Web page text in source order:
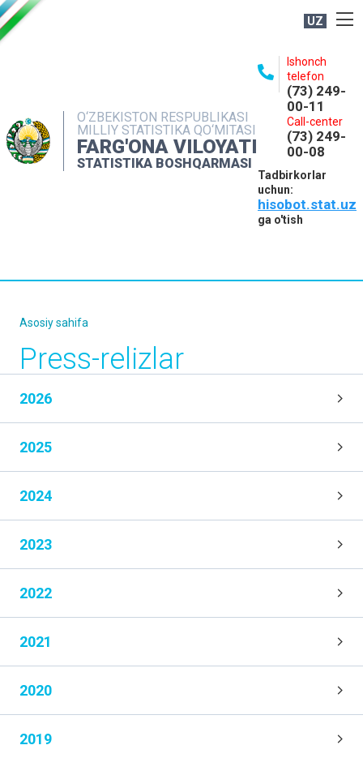
UZ
O‘ZBEKISTON RESPUBLIKASI
MILLIY STATISTIKA QO‘MITASI
FARG'ONA VILOYATI
STATISTIKA BOSHQARMASI
Ishonch
telefon
(73) 249-
00-11
Call-center
(73) 249-
00-08
Tadbirkorlar
uchun:
hisobot.stat.uz
ga o'tish
NASHRLAR
INTERAKTIV XIZMATLAR
MATBUOT XIZMATI
Asosiy sahifa
Press-relizlar
2026
2025
2024
2023
2022
2021
2020
2019